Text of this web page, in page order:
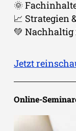
🌞
📈 Strategien
💚​
Jetzt
Online-